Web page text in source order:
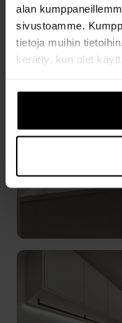
alan
sivustoamme.
tietoja muihin
kerätty, kun olet
TUTUSTU